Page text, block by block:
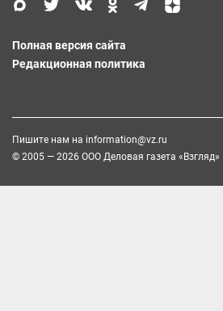
Полная версия сайта
Редакционная политика
Пишите нам на information@vz.ru
© 2005 — 2026 ООО Деловая газета «Взгляд»